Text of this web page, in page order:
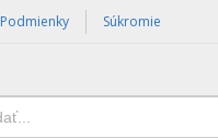
Podmienky Súkromie